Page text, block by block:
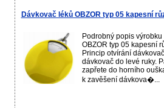
Dávkovač léků OBZOR typ 05 kapesní
Podrobný popis
OBZOR typ 05 kapesní
Princip otvírání
dávkovač do levé ruky.
zapřete do horního
k zavěšení dávkova�...